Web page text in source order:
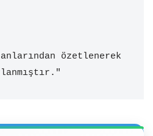
özetlenerek